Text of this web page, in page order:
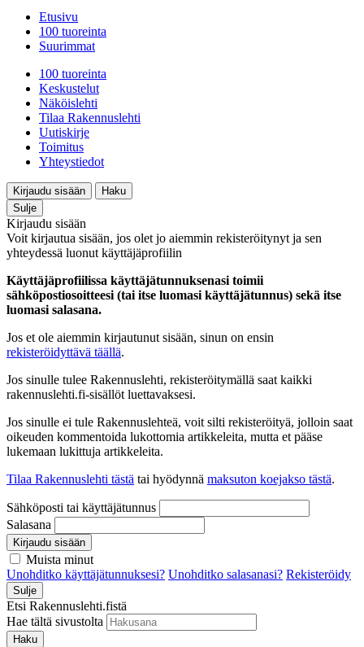
Etusivu
100 tuoreinta
Suurimmat
100 tuoreinta
Keskustelut
Näköislehti
Tilaa Rakennuslehti
Uutiskirje
Toimitus
Yhteystiedot
Kirjaudu sisään
Haku
Sulje
Kirjaudu sisään
Voit kirjautua sisään, jos olet jo aiemmin rekisteröitynyt ja sen
yhteydessä luonut käyttäjäprofiilin
Käyttäjäprofiilissa käyttäjätunnuksenasi toimii
sähköpostiosoitteesi (tai itse luomasi käyttäjätunnus) sekä itse
luomasi salasana.
Jos et ole aiemmin kirjautunut sisään, sinun on ensin
rekisteröidyttävä täällä.
Jos sinulle tulee Rakennuslehti, rekisteröitymällä saat kaikki
rakennuslehti.fi-sisällöt luettavaksesi.
Jos sinulle ei tule Rakennuslehteä, voit silti rekisteröityä, jolloin saat
oikeuden kommentoida lukottomia artikkeleita, mutta et pääse
lukemaan lukittuja artikkeleita.
Tilaa Rakennuslehti tästä tai hyödynnä maksuton koejakso tästä.
Sähköposti tai käyttäjätunnus
Salasana
Kirjaudu sisään
Muista minut
Unohditko käyttäjätunnuksesi? Unohditko salasanasi? Rekisteröidy
Sulje
Etsi Rakennuslehti.fistä
Hae tältä sivustolta
Haku